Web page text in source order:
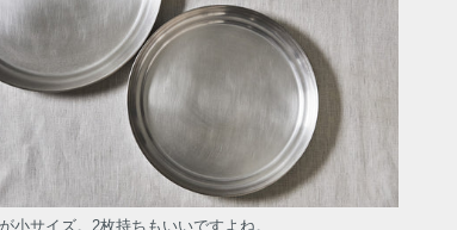
小サイズ。2枚持ちもいいですよね。